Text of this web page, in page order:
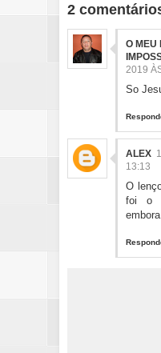
2
O MEU
2019
So
ALEX
13:13
O
foi o
embora